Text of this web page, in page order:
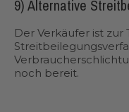
9) Alternative
Der Verkäufer ist
noch bereit.